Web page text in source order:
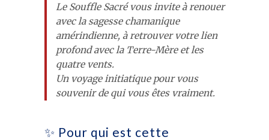
Le Souffle Sacré vous invite à renouer
avec la sagesse chamanique
amérindienne, à retrouver votre lien
profond avec la Terre-Mère et les
quatre vents.
Un voyage initiatique pour vous
souvenir de qui vous êtes vraiment.
✨ Pour qui est cette